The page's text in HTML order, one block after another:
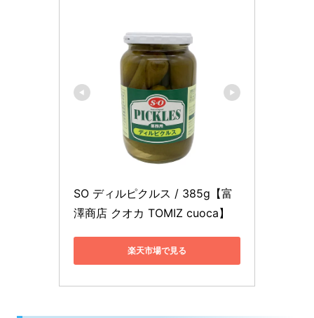
SO ディルピクルス / 385g【富
澤商店 クオカ TOMIZ cuoca】
楽天市場で見る